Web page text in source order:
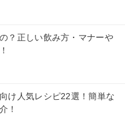
？正しい飲み方・マナーや
け人気レシピ22選！簡単な
！